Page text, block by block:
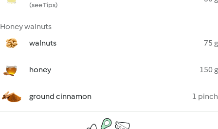
(see Tips)
Honey walnuts
walnuts
75 g
honey 150 g
ground cinnamon 1 pinch